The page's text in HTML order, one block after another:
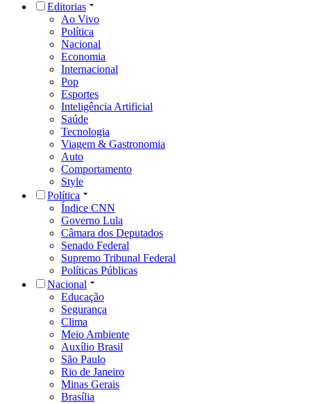
Editorias
Ao Vivo
Política
Nacional
Economia
Internacional
Pop
Esportes
Inteligência Artificial
Saúde
Tecnologia
Viagem & Gastronomia
Auto
Comportamento
Style
Política
Índice CNN
Governo Lula
Câmara dos Deputados
Senado Federal
Supremo Tribunal Federal
Políticas Públicas
Nacional
Educação
Segurança
Clima
Meio Ambiente
Auxílio Brasil
São Paulo
Rio de Janeiro
Minas Gerais
Brasília